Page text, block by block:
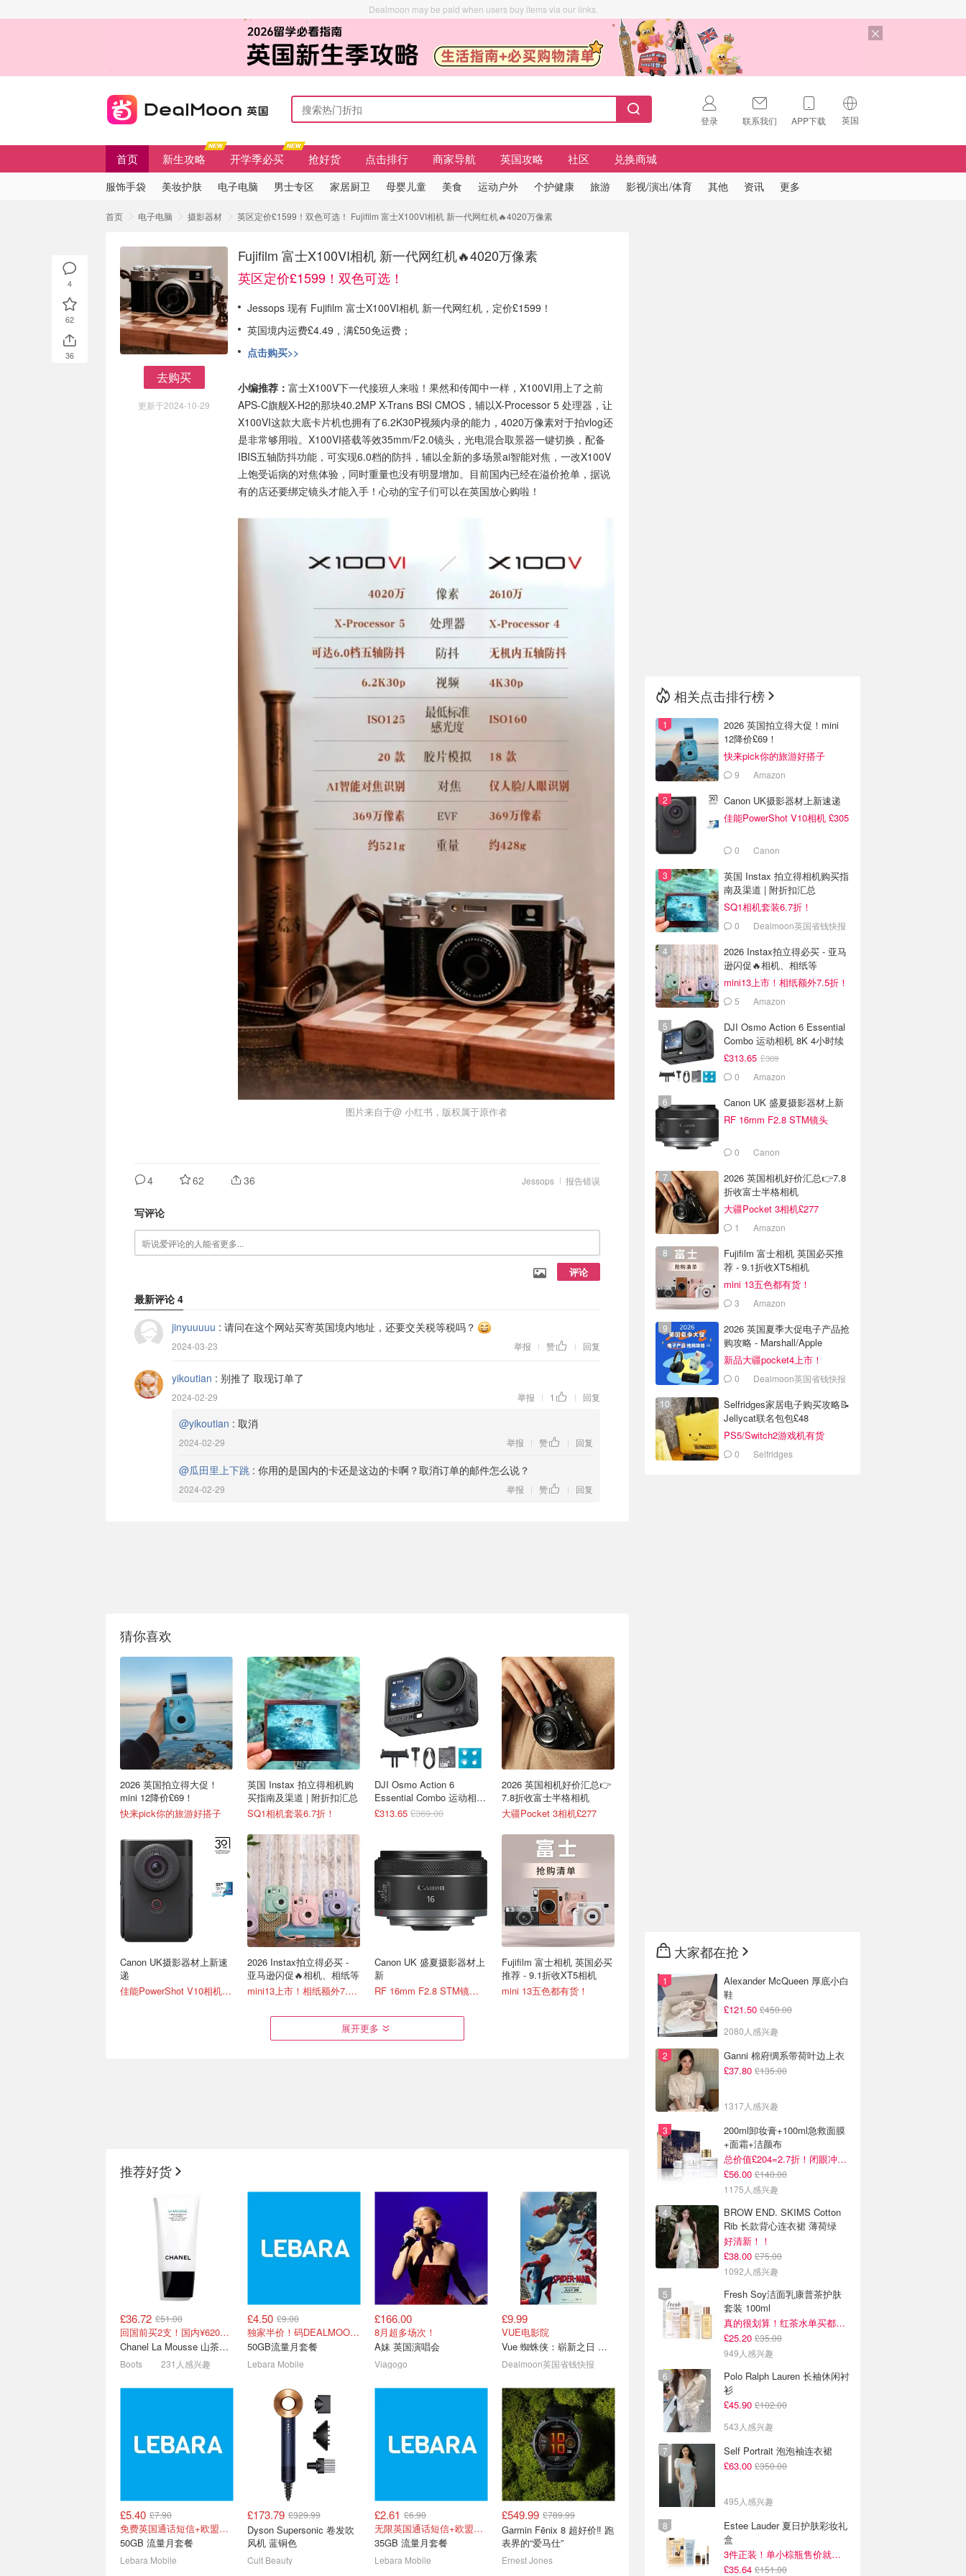
Dealmoon may be paid when users buy items via our links.
登录 联系我们 APP下载 英国
🇺🇸
🇨🇳
中国
首页 新生攻略 开学季必买 抢好货 点击排行 商家导航 英国攻略 社区 兑换商城
服饰手袋 美妆护肤 电子电脑 男士专区 家居厨卫 母婴儿童 美食 运动户外 个护健康 旅游 影视/演出/体育 其他 资讯 更多
首页 电子电脑 摄影器材 英区定价£1599！双色可选！ Fujifilm 富士X100VI相机 新一代网红机🔥4020万像素
去购买
更新于2024-10-29
Fujifilm 富士X100VI相机 新一代网红机🔥4020万像素
英区定价£1599！双色可选！
Jessops 现有 Fujifilm 富士X100VI相机 新一代网红机，定价£1599！
英国境内运费£4.49，满£50免运费；
点击购买>>
小编推荐： 富士X100V下一代接班人来啦！果然和传闻中一样，X100VI用上了之前
APS-C旗舰X-H2的那块40.2MP X-Trans BSI CMOS，辅以X-Processor 5 处理器，让
X100VI这款大底卡片机也拥有了6.2K30P视频内录的能力，4020万像素对于拍vlog还
是非常够用啦。X100VI搭载等效35mm/F2.0镜头，光电混合取景器一键切换，配备
IBIS五轴防抖功能，可实现6.0档的防抖，辅以全新的多场景ai智能对焦，一改X100V
上饱受诟病的对焦体验，同时重量也没有明显增加。目前国内已经在溢价抢单，据说
有的店还要绑定镜头才能入手！心动的宝子们可以在英国放心购啦！
图片来自于@ 小红书，版权属于原作者
报告错误
Jessops
4 62 36
写评论
评论
最新评论 4
jinyuuuuu : 请问在这个网站买寄英国境内地址，还要交关税等税吗？
2024-03-23 举报 | 赞 | 回复
yikoutian : 别推了 取现订单了
2024-02-29 举报 | 1 | 回复
@yikoutian : 取消
2024-02-29 举报 | 赞 | 回复
@瓜田里上下跳 : 你用的是国内的卡还是这边的卡啊？取消订单的邮件怎么说？
2024-02-29 举报 | 赞 | 回复
猜你喜欢
2026 英国拍立得大促！
mini 12降价£69！
快来pick你的旅游好搭子
Canon UK摄影器材上新速
递
佳能PowerShot V10相机 £305
英国 Instax 拍立得相机购
买指南及渠道 | 附折扣汇总
SQ1相机套装6.7折！
2026 Instax拍立得必买 -
亚马逊闪促🔥相机、相纸等
mini13上市！相纸额外7.5折！
DJI Osmo Action 6
Essential Combo 运动相机
8K 4小时续航
£313.65 £369.00
Canon UK 盛夏摄影器材上
新
RF 16mm F2.8 STM镜头 £272
2026 英国相机好价汇总👉
7.8折收富士半格相机
大疆Pocket 3相机£277
Fujifilm 富士相机 英国必买
推荐 - 9.1折收XT5相机
mini 13五色都有货！
品抢购攻略 -
Marshall/Apple
新品大疆pocket4上市！
Selfridges家居电子购买攻
略📝Jellycat联名包包£48
Fujifilm 富士相机 英国购买
渠道 内附折扣汇总
英国 Polaroid 宝丽来相机/
相纸折扣汇总
英国DJI大疆 折扣汇总 - 内
附选购攻略！6.5折起！
Prime Day：英国Canon佳
能相机 必买推荐 - R10直降
8.5折！
R100入门单反£399
索尼赢麻🔥川普枪击案出神
图 相机型号曝光—Sony
A9 III
开学季：英国留学电子产品
必备清单
祝你全科拿Distinction
佳能发布 EOS 90D 和 M6
Mark II 两款 APS-C 相机
展开更多
推荐好货
£36.72 £51.00
回国前买2支！国内¥620！立省近一半！
Chanel La Mousse 山茶洁面乳 150ml
Boots 231人感兴趣
£4.50 £9.00
独家半价！码DEALMOON6
50GB流量月套餐
Lebara Mobile
£166.00
8月超多场次！
A妹 英国演唱会
Viagogo
£9.99
VUE电影院
Vue 蜘蛛侠：崭新之日 电影票
Dealmoon英国省钱快报
£5.40 £7.90
免费英国通话短信+欧盟漫游
50GB 流量月套餐
Lebara Mobile
£173.79 £329.99
Dyson Supersonic 卷发吹
风机 蓝铜色
Cult Beauty
£2.61 £6.90
无限英国通话短信+欧盟漫游
35GB 流量月套餐
Lebara Mobile
£549.99 £789.99
Garmin Fēnix 8 超好价‼️ 跑
表界的“爱马仕”
Ernest Jones
4
62
36
相关点击排行榜
2026 英国拍立得大促！mini
12降价£69！
快来pick你的旅游好搭子
9 Amazon
Canon UK摄影器材上新速递
佳能PowerShot V10相机 £305
0 Canon
英国 Instax 拍立得相机购买指
南及渠道 | 附折扣汇总
SQ1相机套装6.7折！
0 Dealmoon英国省钱快报
2026 Instax拍立得必买 - 亚马
逊闪促🔥相机、相纸等
mini13上市！相纸额外7.5折！
5 Amazon
DJI Osmo Action 6 Essential
Combo 运动相机 8K 4小时续
航
£313.65 £369
0 Amazon
Canon UK 盛夏摄影器材上新
RF 16mm F2.8 STM镜头
0 Canon
2026 英国相机好价汇总👉7.8
折收富士半格相机
大疆Pocket 3相机£277
1 Amazon
Fujifilm 富士相机 英国必买推
荐 - 9.1折收XT5相机
mini 13五色都有货！
3 Amazon
2026 英国夏季大促电子产品抢
购攻略 - Marshall/Apple
新品大疆pocket4上市！
0 Dealmoon英国省钱快报
Selfridges家居电子购买攻略📝
Jellycat联名包包£48
PS5/Switch2游戏机有货
0 Selfridges
大家都在抢
Alexander McQueen 厚底小白
鞋
£121.50 £450.00
2080人感兴趣
Ganni 棉府绸系带荷叶边上衣
£37.80 £135.00
1317人感兴趣
200ml卸妆膏+100ml急救面膜
+面霜+洁颜布
总价值£204=2.7折！闭眼冲这套！
£56.00 £140.00
1175人感兴趣
BROW END. SKIMS Cotton
Rib 长款背心连衣裙 薄荷绿
好清新！！
£38.00 £75.00
1092人感兴趣
Fresh Soy洁面乳康普茶护肤
套装 100ml
真的很划算！红茶水单买都要£35！
£25.20 £35.00
949人感兴趣
Polo Ralph Lauren 长袖休闲衬
衫
£45.90 £102.00
543人感兴趣
Self Portrait 泡泡袖连衣裙
£63.00 £350.00
495人感兴趣
Estee Lauder 夏日护肤彩妆礼
盒
3件正装！单小棕瓶售价就要£65！
£35.64 £151.00